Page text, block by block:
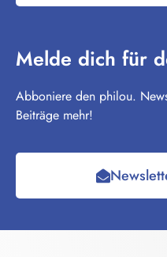
Melde dich für
Abboniere den philou.
Beiträge mehr!